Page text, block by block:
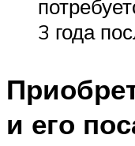
3 года
и его